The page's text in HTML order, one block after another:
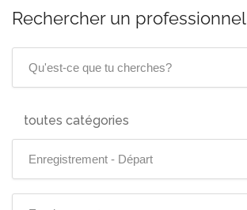
Rechercher un professionnel
toutes catégories